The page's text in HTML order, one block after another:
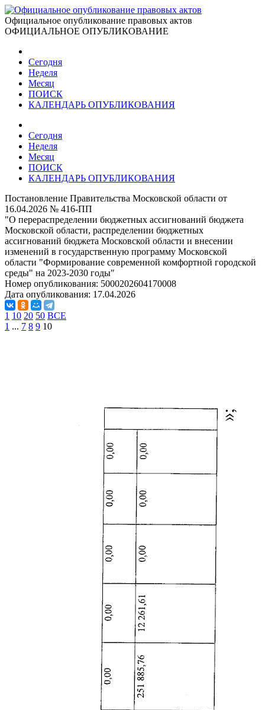
Официальное опубликование правовых актов
ОФИЦИАЛЬНОЕ ОПУБЛИКОВАНИЕ
Сегодня
Неделя
Месяц
ПОИСК
КАЛЕНДАРЬ ОПУБЛИКОВАНИЯ
Сегодня
Неделя
Месяц
ПОИСК
КАЛЕНДАРЬ ОПУБЛИКОВАНИЯ
Постановление Правительства Московской области от
16.04.2026 № 416-ПП
"О перераспределении бюджетных ассигнований бюджета
Московской области, распределении бюджетных
ассигнований бюджета Московской области и внесении
изменений в государственную программу Московской
области "Формирование современной комфортной городской
среды" на 2023-2030 годы"
Номер опубликования: 5000202604170008
Дата опубликования: 17.04.2026
1 10 20 50 ВСЕ
1 ... 7 8 9 10